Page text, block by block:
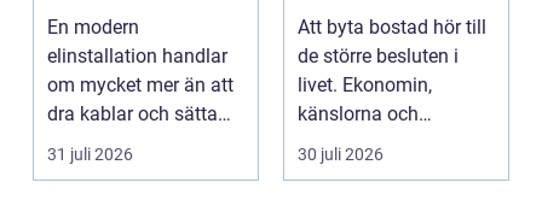
energieffektiva
fastigheter
En modern
elinstallation handlar
om mycket mer än att
dra kablar och sätta
upp uttag. I
Stockholms s...
31 juli 2026
din bostadsaffär
Att byta bostad hör till
de större besluten i
livet. Ekonomin,
känslorna och
vardagen vävs ihop i
en...
30 juli 2026